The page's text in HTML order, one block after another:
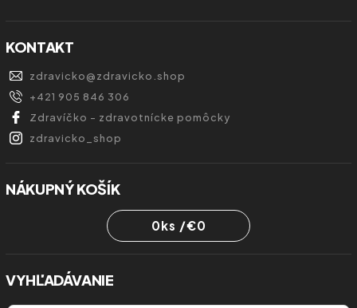
KONTAKT
zdravicko@zdravicko.shop
+421 905 846 306
Zdravíčko - zdravotnícke pomôcky
zdravicko_shop
NÁKUPNÝ KOŠÍK
0ks /€0
VYHĽADÁVANIE